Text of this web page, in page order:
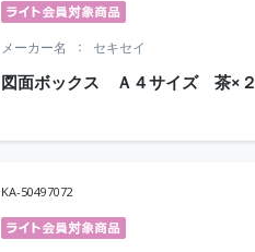
図面ボックス Ａ４サイズ 茶×２
メーカー名 セキセイ
KA-50497072